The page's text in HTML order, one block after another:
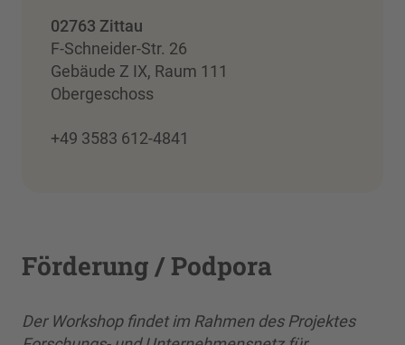
02763 Zittau
F-Schneider-Str. 26
Gebäude Z IX, Raum 111
Obergeschoss
+49 3583 612-4841
Förderung / Podpora
Der Workshop findet im Rahmen des Projektes